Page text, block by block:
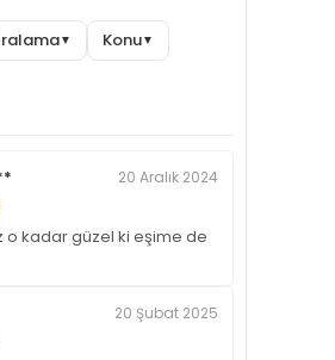
▼ Konu▼
20 Aralık 2024
o kadar güzel ki eşime de
20 Şubat 2025